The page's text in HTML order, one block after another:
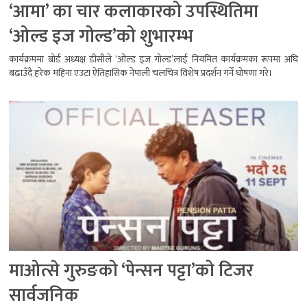
‘आमा’ का चार कलाकारको उपस्थितिमा
‘ओल्ड इज गोल्ड’को शुभारम्भ
कार्यक्रममा बोर्ड अध्यक्ष डीसीले ‘ओल्ड इज गोल्ड’लाई नियमित कार्यक्रमका रूपमा अघि
बढाउँदै हरेक महिना एउटा ऐतिहासिक नेपाली चलचित्र विशेष प्रदर्शन गर्ने घोषणा गरे।
माओत्से गुरुङको ‘पेन्सन पट्टा’को टिजर
सार्वजनिक